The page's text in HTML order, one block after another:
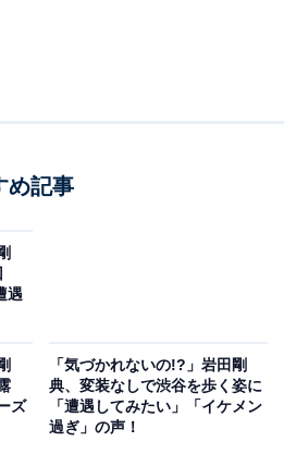
め記事
遇
ズ
「気づかれないの!?」岩田剛
典、変装なしで渋谷を歩く姿に
「遭遇してみたい」「イケメン
過ぎ」の声！